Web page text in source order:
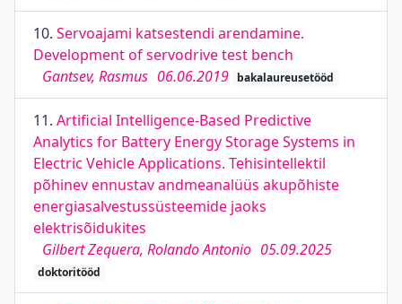
10. Servoajami katsestendi arendamine.
Development of servodrive test bench
Gantsev, Rasmus 06.06.2019 bakalaureusetööd
11. Artificial Intelligence-Based Predictive
Analytics for Battery Energy Storage Systems in
Electric Vehicle Applications. Tehisintellektil
põhinev ennustav andmeanalüüs akupõhiste
energiasalvestussüsteemide jaoks
elektrisõidukites
Gilbert Zequera, Rolando Antonio 05.09.2025
doktoritööd